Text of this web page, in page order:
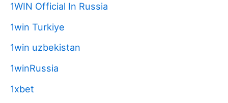
1WIN Official In Russia
1win Turkiye
1win uzbekistan
1winRussia
1xbet